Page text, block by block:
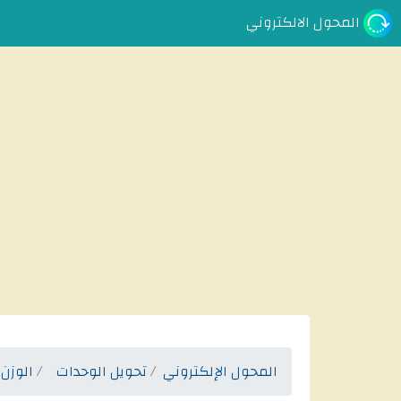
المحول الالكتروني
المحول الإلكتروني تحويل الوحدات